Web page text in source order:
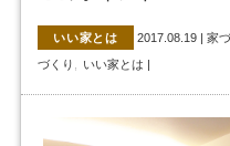
いい家とは 2017.08.19| 家
づくり
いい家とは |